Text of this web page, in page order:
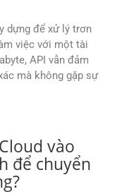
dựng để xử lý trơn
việc với một tài
API vẫn đảm
mà không gặp sự
vào
để chuyển